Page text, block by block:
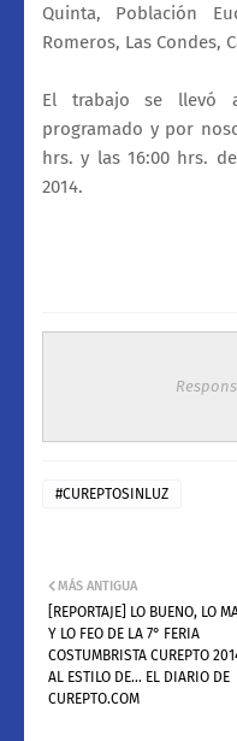
Quinta, Población
Romeros, Las Condes,
El trabajo se llevó
programado y por
hrs. y las 16:00 hrs.
2014.
#CUREPTOSINLUZ
MÁS ANTIGUA
[REPORTAJE] LO BUENO, LO
Y LO FEO DE LA 7° FERIA
COSTUMBRISTA CUREPTO
AL ESTILO DE... EL DIARIO DE
CUREPTO.COM